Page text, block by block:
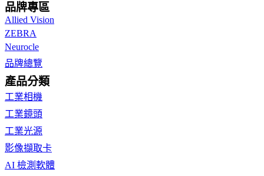
品牌專區
Allied Vision
ZEBRA
Neurocle
品牌總覽
產品分類
工業相機
工業鏡頭
工業光源
影像擷取卡
AI 檢測軟體